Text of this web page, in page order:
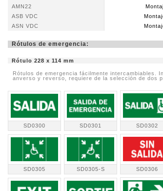
AMN22
ASB VDC
ASN VDC
Rótulos de emergencia:
Rótulo 228 x 114 mm
Rótulos de emergencia fácilmente intercambiables.
anverso y reverso, requiere de la selección de dos
SD0300 SD0301 SD0302
SD0305 SD0305-S SD0306